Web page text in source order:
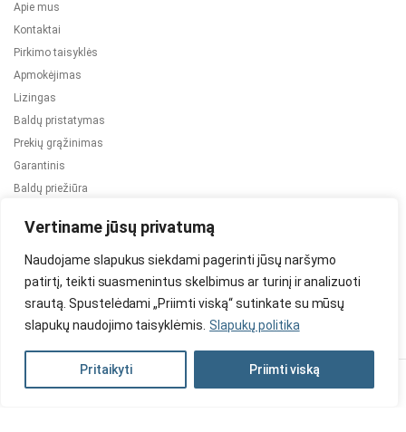
Vertiname jūsų privatumą
Naudojame slapukus siekdami pagerinti jūsų naršymo
patirtį, teikti suasmenintus skelbimus ar turinį ir analizuoti
srautą. Spustelėdami „Priimti viską“ sutinkate su mūsų
slapukų naudojimo taisyklėmis. Slapukų politika
Pritaikyti Priimti viską
Apie mus
Kontaktai
Pirkimo taisyklės
Apmokėjimas
Lizingas
Baldų pristatymas
Prekių grąžinimas
Garantinis
Baldų priežiūra
2024 © Visos teisės saugomos. Be TauBaldai.lt sutikimo draudžiama
Asmens duomenų tvarkymas Privatumo politika